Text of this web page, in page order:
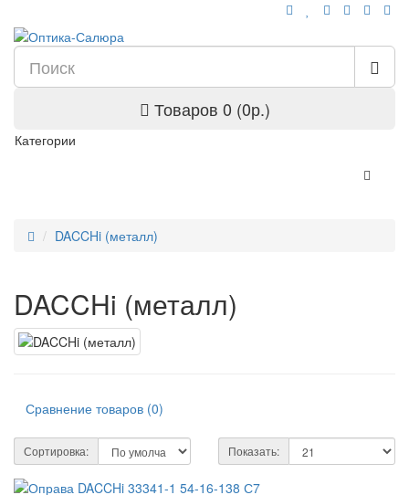
Товаров 0 (0р.)
Категории
DACCHi (металл)
DACCHi (металл)
Сравнение товаров (0)
Сортировка: Показать: